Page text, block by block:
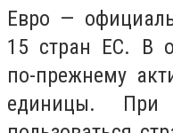
Евро —
15 стран ЕС. В
по-прежнему
единицы.